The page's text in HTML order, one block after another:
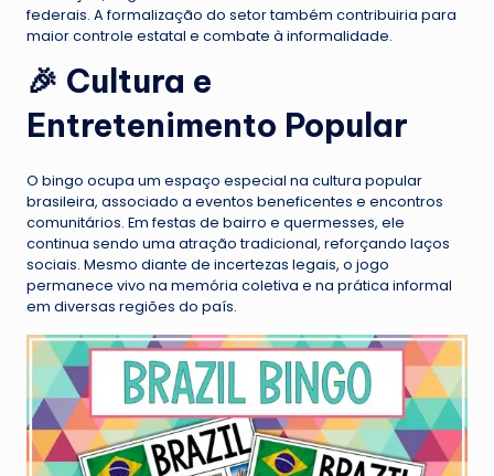
federais. A formalização do setor também contribuiria para
maior controle estatal e combate à informalidade.
🎉 Cultura e
Entretenimento Popular
O bingo ocupa um espaço especial na cultura popular
brasileira, associado a eventos beneficentes e encontros
comunitários. Em festas de bairro e quermesses, ele
continua sendo uma atração tradicional, reforçando laços
sociais. Mesmo diante de incertezas legais, o jogo
permanece vivo na memória coletiva e na prática informal
em diversas regiões do país.